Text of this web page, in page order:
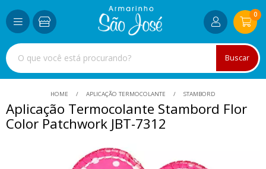
Buscar
0
HOME APLICAÇÃO TERMOCOLANTE STAMBORD
Aplicação Termocolante Stambord Flor
Color Patchwork JBT-7312